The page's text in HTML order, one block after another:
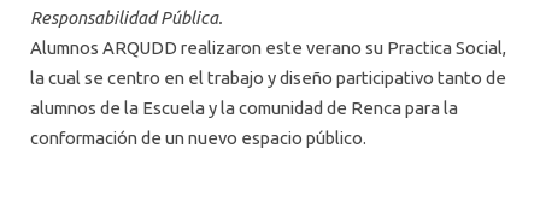
Responsabilidad Pública.
Alumnos ARQUDD realizaron este verano su Practica Social,
la cual se centro en el trabajo y diseño participativo tanto de
alumnos de la Escuela y la comunidad de Renca para la
conformación de un nuevo espacio público.